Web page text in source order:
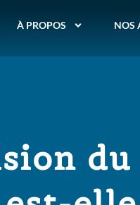
À PROPOS NOS
du